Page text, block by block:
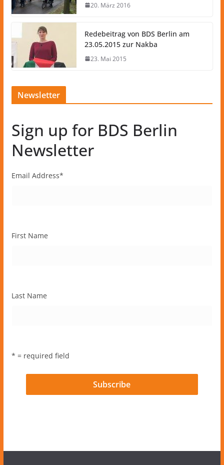
20. März 2016
Redebeitrag von BDS Berlin am
23.05.2015 zur Nakba
23. Mai 2015
Newsletter
Sign up for BDS Berlin
Newsletter
Email Address*
First Name
Last Name
* = required field